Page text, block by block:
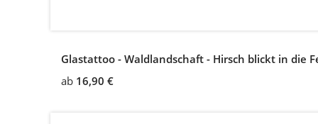
Glastattoo - Waldlandschaft - Hirsch blickt in die
ab 16,90 €